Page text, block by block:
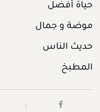
حياة أفضل
موضة و جمال
حديث الناس
المطبخ